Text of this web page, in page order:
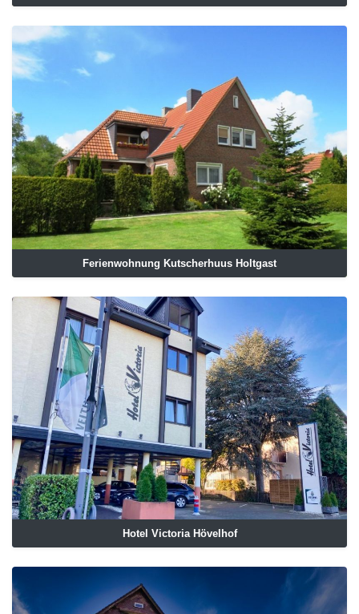
Ferienwohnung Kutscherhuus Holtgast
Hotel Victoria Hövelhof